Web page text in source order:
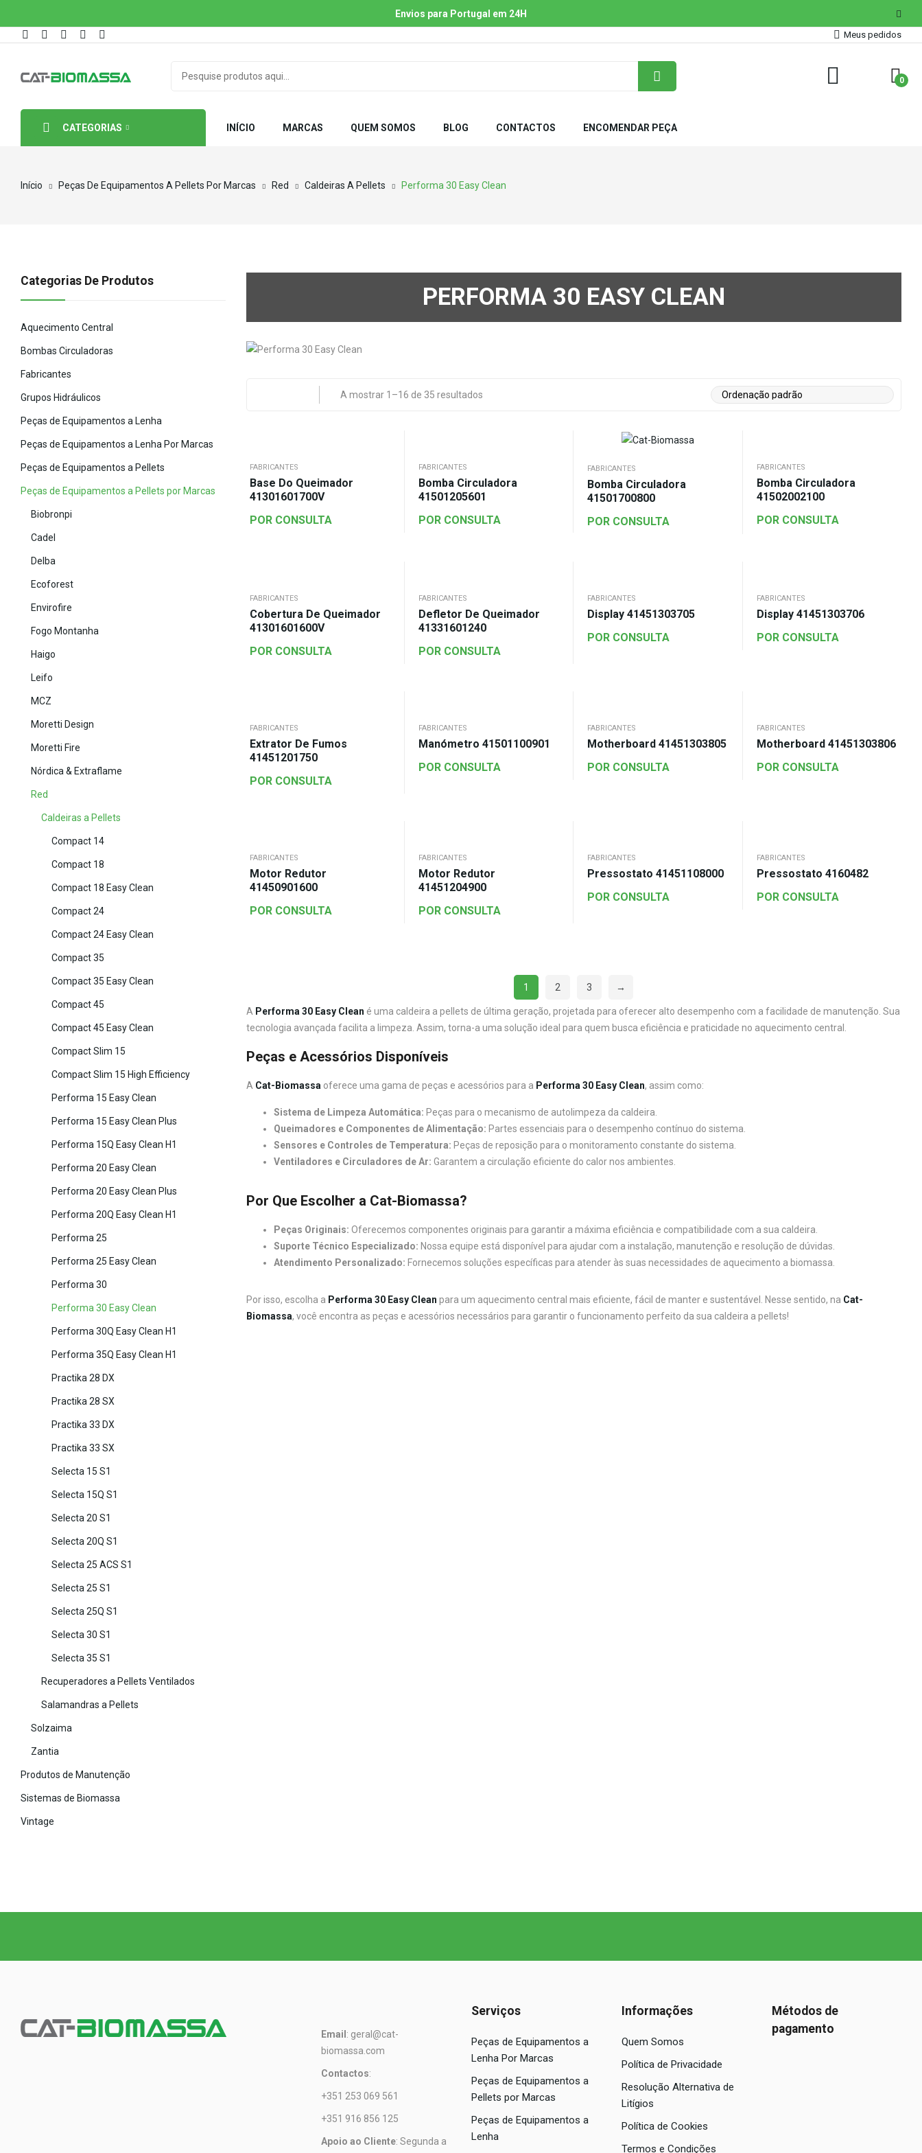
Envios para Portugal em 24H
Meus pedidos
0
CATEGORIAS INÍCIO MARCAS QUEM SOMOS BLOG CONTACTOS ENCOMENDAR PEÇA
Início Peças De Equipamentos A Pellets Por Marcas Red Caldeiras A Pellets Performa 30 Easy Clean
PERFORMA 30 EASY CLEAN
A mostrar 1–16 de 35 resultados
FABRICANTES
Base Do Queimador
41301601700V
POR CONSULTA
FABRICANTES
Bomba Circuladora
41501205601
POR CONSULTA
FABRICANTES
Bomba Circuladora
41501700800
POR CONSULTA
FABRICANTES
Bomba Circuladora
41502002100
POR CONSULTA
FABRICANTES
Cobertura De Queimador
41301601600V
POR CONSULTA
FABRICANTES
Defletor De Queimador
41331601240
POR CONSULTA
FABRICANTES
Display 41451303705
POR CONSULTA
FABRICANTES
Display 41451303706
POR CONSULTA
FABRICANTES
Extrator De Fumos
41451201750
POR CONSULTA
FABRICANTES
Manómetro 41501100901
POR CONSULTA
FABRICANTES
Motherboard 41451303805
POR CONSULTA
FABRICANTES
Motherboard 41451303806
POR CONSULTA
FABRICANTES
Motor Redutor
41450901600
POR CONSULTA
FABRICANTES
Motor Redutor
41451204900
POR CONSULTA
FABRICANTES
Pressostato 41451108000
POR CONSULTA
FABRICANTES
Pressostato 4160482
POR CONSULTA
1 2 3 →
A Performa 30 Easy Clean é uma caldeira a pellets de última geração, projetada para oferecer alto desempenho com a facilidade de manutenção. Sua
tecnologia avançada facilita a limpeza. Assim, torna-a uma solução ideal para quem busca eficiência e praticidade no aquecimento central.
Peças e Acessórios Disponíveis
A Cat-Biomassa oferece uma gama de peças e acessórios para a Performa 30 Easy Clean, assim como:
Sistema de Limpeza Automática: Peças para o mecanismo de autolimpeza da caldeira.
Queimadores e Componentes de Alimentação: Partes essenciais para o desempenho contínuo do sistema.
Sensores e Controles de Temperatura: Peças de reposição para o monitoramento constante do sistema.
Ventiladores e Circuladores de Ar: Garantem a circulação eficiente do calor nos ambientes.
Por Que Escolher a Cat-Biomassa?
Peças Originais: Oferecemos componentes originais para garantir a máxima eficiência e compatibilidade com a sua caldeira.
Suporte Técnico Especializado: Nossa equipe está disponível para ajudar com a instalação, manutenção e resolução de dúvidas.
Atendimento Personalizado: Fornecemos soluções específicas para atender às suas necessidades de aquecimento a biomassa.
Por isso, escolha a Performa 30 Easy Clean para um aquecimento central mais eficiente, fácil de manter e sustentável. Nesse sentido, na Cat-
Biomassa, você encontra as peças e acessórios necessários para garantir o funcionamento perfeito da sua caldeira a pellets!
Categorias De Produtos
Aquecimento Central
Bombas Circuladoras
Fabricantes
Grupos Hidráulicos
Peças de Equipamentos a Lenha
Peças de Equipamentos a Lenha Por Marcas
Peças de Equipamentos a Pellets
Peças de Equipamentos a Pellets por Marcas
Biobronpi
Cadel
Delba
Ecoforest
Envirofire
Fogo Montanha
Haigo
Leifo
MCZ
Moretti Design
Moretti Fire
Nórdica & Extraflame
Red
Caldeiras a Pellets
Compact 14
Compact 18
Compact 18 Easy Clean
Compact 24
Compact 24 Easy Clean
Compact 35
Compact 35 Easy Clean
Compact 45
Compact 45 Easy Clean
Compact Slim 15
Compact Slim 15 High Efficiency
Performa 15 Easy Clean
Performa 15 Easy Clean Plus
Performa 15Q Easy Clean H1
Performa 20 Easy Clean
Performa 20 Easy Clean Plus
Performa 20Q Easy Clean H1
Performa 25
Performa 25 Easy Clean
Performa 30
Performa 30 Easy Clean
Performa 30Q Easy Clean H1
Performa 35Q Easy Clean H1
Practika 28 DX
Practika 28 SX
Practika 33 DX
Practika 33 SX
Selecta 15 S1
Selecta 15Q S1
Selecta 20 S1
Selecta 20Q S1
Selecta 25 ACS S1
Selecta 25 S1
Selecta 25Q S1
Selecta 30 S1
Selecta 35 S1
Recuperadores a Pellets Ventilados
Salamandras a Pellets
Solzaima
Zantia
Produtos de Manutenção
Sistemas de Biomassa
Vintage
Email : geral@cat-
biomassa.com
Contactos:
+351 253 069 561
+351 916 856 125
Apoio ao Cliente: Segunda a
Serviços
Peças de Equipamentos a
Lenha Por Marcas
Peças de Equipamentos a
Pellets por Marcas
Peças de Equipamentos a
Lenha
Informações
Quem Somos
Política de Privacidade
Resolução Alternativa de
Litígios
Política de Cookies
Termos e Condições
Métodos de
pagamento